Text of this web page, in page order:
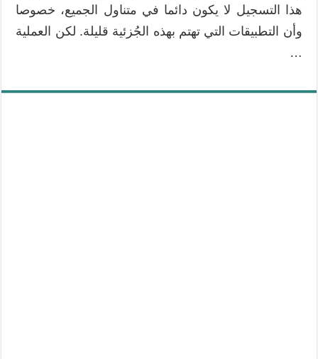
هذا التسجيل لا يكون دائما في متناول الجميع، خصوصا
وأن التطبيقات التي تهتم بهذه الجُزئية قليلة. لكن العملية
…